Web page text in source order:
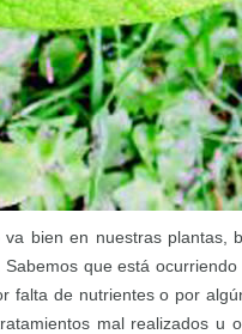
bien en nuestras plantas,
que está
falta de nutrientes o por
mal realizados u